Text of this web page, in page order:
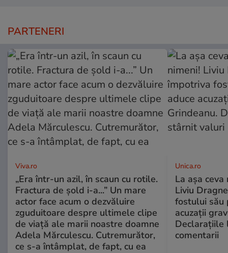
PARTENERI
Viva.ro
„Era într-un azil, în scaun cu rotile.
Fractura de șold i-a...” Un mare
actor face acum o dezvăluire
zguduitoare despre ultimele clipe
de viață ale marii noastre doamne
Adela Mărculescu. Cutremurător,
ce s-a întâmplat, de fapt, cu ea
Unica.ro
La așa
Liviu
fostului său
acuzații
Declarațiile
comentarii